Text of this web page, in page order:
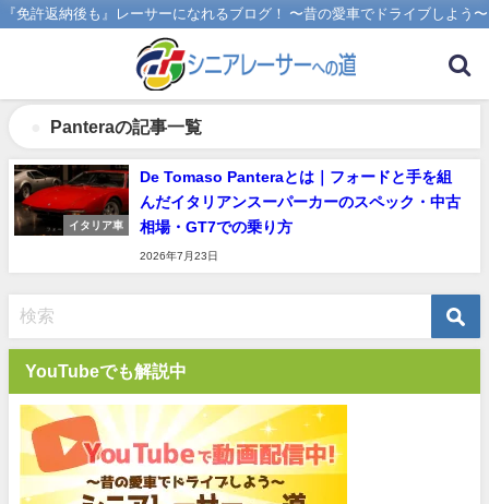
『免許返納後も』レーサーになれるブログ！ 〜昔の愛車でドライブしよう〜
Panteraの記事一覧
イタリア車
De Tomaso Panteraとは｜フォードと手を組
んだイタリアンスーパーカーのスペック・中古
相場・GT7での乗り方
2026年7月23日
YouTubeでも解説中